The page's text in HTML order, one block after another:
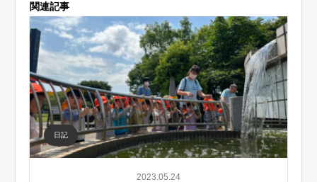
関連記事
日記
2023.05.24